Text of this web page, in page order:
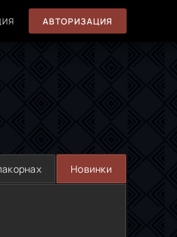
АВТОРИЗАЦИЯ
Новинки